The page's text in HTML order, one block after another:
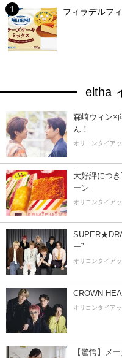
フィラデルフ
eltha
森崎ウィン×
ん！
オリコンタイア
大好評につ
ーン
オリコンタイア
ー”
オリコンタイア
CROWN
オリコンタイア
【驚愕】メ